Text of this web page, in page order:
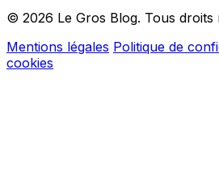
© 2026 Le Gros Blog. Tous droits
Mentions légales Politique de
cookies